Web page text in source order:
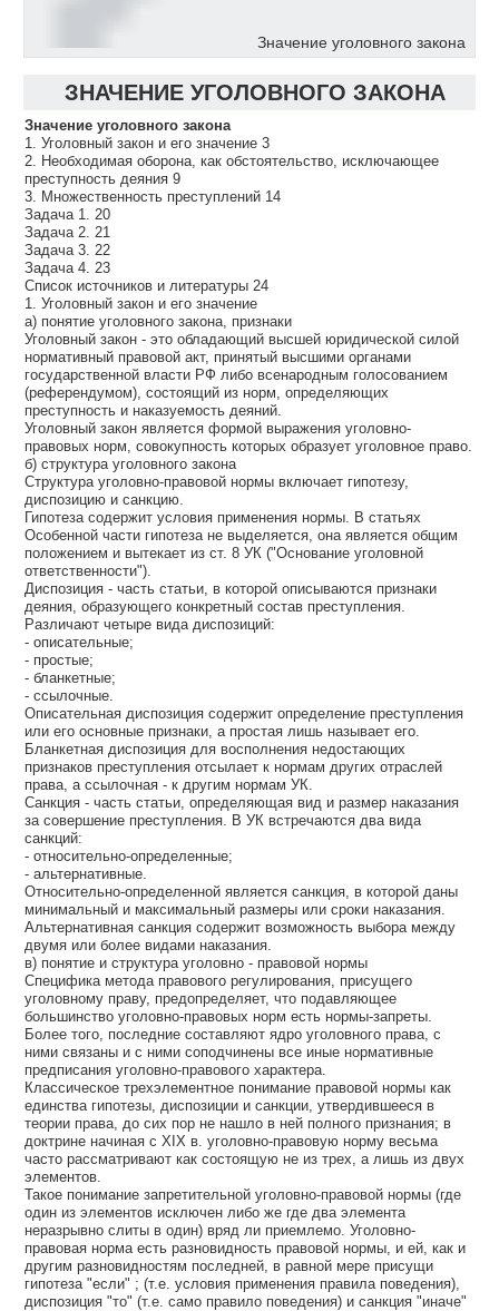
Значение уголовного закона
ЗНАЧЕНИЕ УГОЛОВНОГО ЗАКОНА
Значение уголовного закона
1. Уголовный закон и его значение 3
2. Необходимая оборона, как обстоятельство, исключающее
преступность деяния 9
3. Множественность преступлений 14
Задача 1. 20
Задача 2. 21
Задача 3. 22
Задача 4. 23
Список источников и литературы 24
1. Уголовный закон и его значение
а) понятие уголовного закона, признаки
Уголовный закон - это обладающий высшей юридической силой
нормативный правовой акт, принятый высшими органами
государственной власти РФ либо всенародным голосованием
(референдумом), состоящий из норм, определяющих
преступность и наказуемость деяний.
Уголовный закон является формой выражения уголовно-
правовых норм, совокупность которых образует уголовное право.
б) структура уголовного закона
Структура уголовно-правовой нормы включает гипотезу,
диспозицию и санкцию.
Гипотеза содержит условия применения нормы. В статьях
Особенной части гипотеза не выделяется, она является общим
положением и вытекает из ст. 8 УК ("Основание уголовной
ответственности").
Диспозиция - часть статьи, в которой описываются признаки
деяния, образующего конкретный состав преступления.
Различают четыре вида диспозиций:
- описательные;
- простые;
- бланкетные;
- ссылочные.
Описательная диспозиция содержит определение преступления
или его основные признаки, а простая лишь называет его.
Бланкетная диспозиция для восполнения недостающих
признаков преступления отсылает к нормам других отраслей
права, а ссылочная - к другим нормам УК.
Санкция - часть статьи, определяющая вид и размер наказания
за совершение преступления. В УК встречаются два вида
санкций:
- относительно-определенные;
- альтернативные.
Относительно-определенной является санкция, в которой даны
минимальный и максимальный размеры или сроки наказания.
Альтернативная санкция содержит возможность выбора между
двумя или более видами наказания.
в) понятие и структура уголовно - правовой нормы
Специфика метода правового регулирования, присущего
уголовному праву, предопределяет, что подавляющее
большинство уголовно-правовых норм есть нормы-запреты.
Более того, последние составляют ядро уголовного права, с
ними связаны и с ними соподчинены все иные нормативные
предписания уголовно-правового характера.
Классическое трехэлементное понимание правовой нормы как
единства гипотезы, диспозиции и санкции, утвердившееся в
теории права, до сих пор не нашло в ней полного признания; в
доктрине начиная с XIX в. уголовно-правовую норму весьма
часто рассматривают как состоящую не из трех, а лишь из двух
элементов.
Такое понимание запретительной уголовно-правовой нормы (где
один из элементов исключен либо же где два элемента
неразрывно слиты в один) вряд ли приемлемо. Уголовно-
правовая норма есть разновидность правовой нормы, и ей, как и
другим разновидностям последней, в равной мере присущи
гипотеза "если" ; (т.е. условия применения правила поведения),
диспозиция "то" (т.е. само правило поведения) и санкция "иначе"